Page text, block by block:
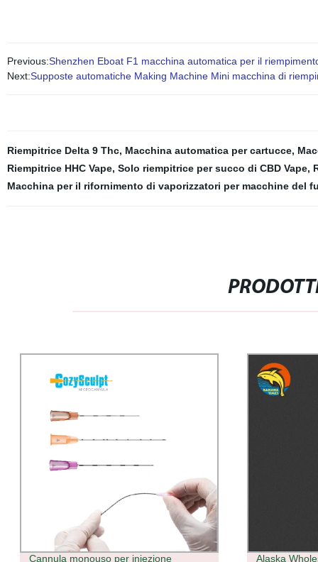
Previous:Shenzhen Eboat F1 macchina automatica per il
Next:Supposte automatiche Making Machine Mini macchina di
Riempitrice Delta 9 Thc, Macchina automatica per cartucce,
Riempitrice HHC Vape, Solo riempitrice per succo di CBD Vape,
Macchina per il rifornimento di vaporizzatori per macchine del
Alaska Wholesale 1 ml Vape Carts Macchina